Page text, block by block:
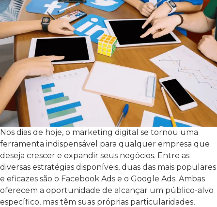
Nos dias de hoje, o marketing digital se tornou uma
ferramenta indispensável para qualquer empresa que
deseja crescer e expandir seus negócios. Entre as
diversas estratégias disponíveis, duas das mais populares
e eficazes são o Facebook Ads e o Google Ads. Ambas
oferecem a oportunidade de alcançar um público-alvo
específico, mas têm suas próprias particularidades,